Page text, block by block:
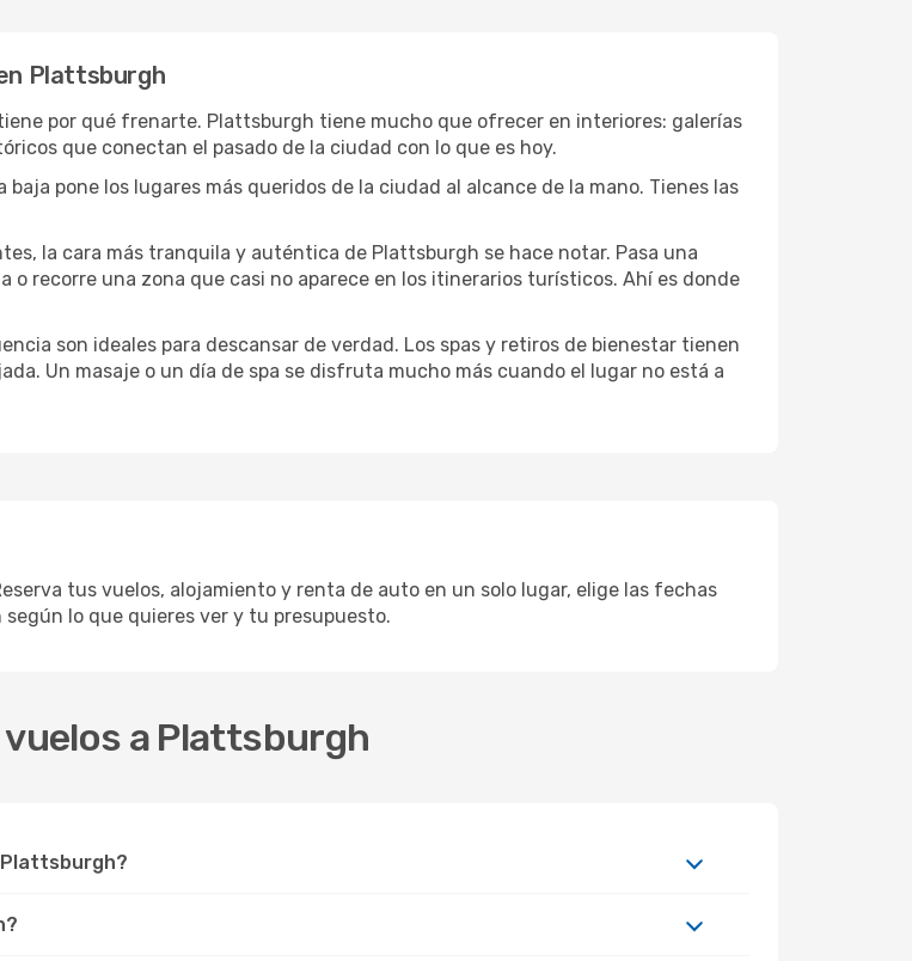
Plattsburgh
por qué frenarte. Plattsburgh tiene mucho que ofrecer en interiores: galerías
que conectan el pasado de la ciudad con lo que es hoy.
baja pone los lugares más queridos de la ciudad al alcance de la mano. Tienes las
la cara más tranquila y auténtica de Plattsburgh se hace notar. Pasa una
o recorre una zona que casi no aparece en los itinerarios turísticos. Ahí es donde
son ideales para descansar de verdad. Los spas y retiros de bienestar tienen
Un masaje o un día de spa se disfruta mucho más cuando el lugar no está a
tus vuelos, alojamiento y renta de auto en un solo lugar, elige las fechas
lo que quieres ver y tu presupuesto.
a Plattsburgh